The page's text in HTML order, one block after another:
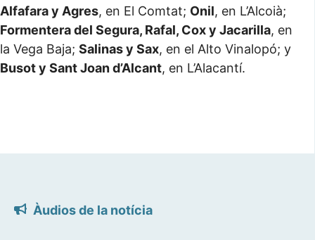
Alfafara y Agres, en El Comtat; Onil, en L’Alcoià;
Formentera del Segura, Rafal, Cox y Jacarilla, en
la Vega Baja; Salinas y Sax, en el Alto Vinalopó; y
Busot y Sant Joan d’Alcant, en L’Alacantí.
Àudios de la notícia